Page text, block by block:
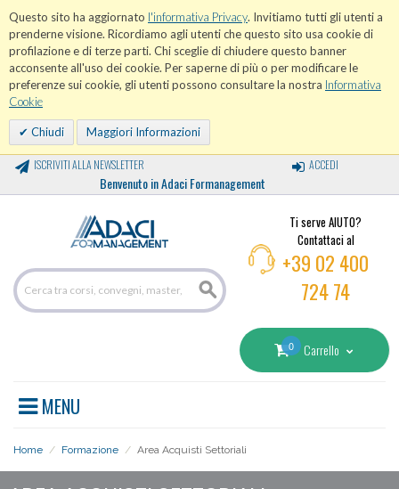
Questo sito ha aggiornato l'informativa Privacy. Invitiamo tutti gli utenti a
prenderne visione. Ricordiamo agli utenti che questo sito usa cookie di
profilazione e di terze parti. Chi sceglie di chiudere questo banner
acconsente all'uso dei cookie. Per saperne di più o per modificare le
preferenze sui cookie, gli utenti possono consultare la nostra Informativa
Cookie
Chiudi Maggiori Informazioni
ISCRIVITI ALLA NEWSLETTER
Benvenuto in Adaci Formanagement
ACCEDI
Ti serve AIUTO?
Contattaci al
+39 02 400
724 74
0 Carrello
MENU
Home / Formazione / Area Acquisti Settoriali